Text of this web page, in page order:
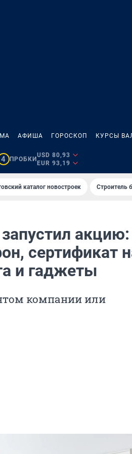
АФИША ГОРОСКОП КУРСЫ
4 ПРОБКИ
USD 80,93
EUR 93,19
каталог новостроек Строитель
акцию:
сертификат
и гаджеты
компании или